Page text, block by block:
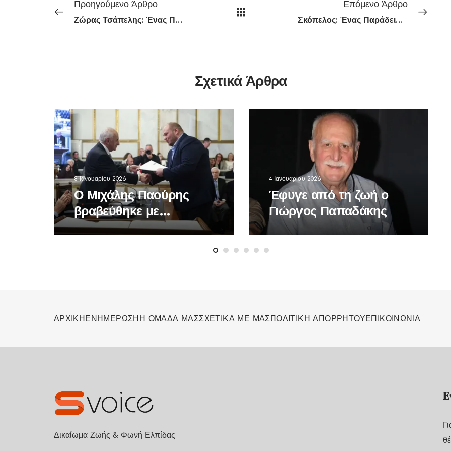
Προηγούμενο Άρθρο
Ζώρας Τσάπελης: Ένας Πολυτάλαντος του Ελληνικού Θεάτρου και Κινηματογράφου
Επόμενο Άρθρο
Σκόπελος: Ένας Παράδεισος που Κατακτά τον Κόσμο
Σχετικά Άρθρα
8 Ιανουαρίου 2026
Ο Μιχάλης Παούρης
βραβεύθηκε με
«Οίκοθεν Βραβείο»
4 Ιανουαρίου 2026
Έφυγε από τη ζωή ο
Γιώργος Παπαδάκης
ΑΡΧΙΚΗΕΝΗΜΕΡΩΣΗΗ ΟΜΑΔΑ ΜΑΣΣΧΕΤΙΚΑ ΜΕ ΜΑΣΠΟΛΙΤΙΚΗ ΑΠΟΡΡΗΤΟΥΕΠΙΚΟΙΝΩΝΙΑ
Δικαίωμα Ζωής & Φωνή Ελπίδας